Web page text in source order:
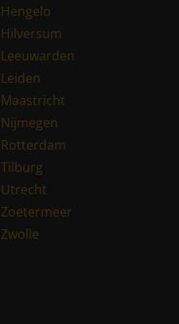
Hengelo
Hilversum
Leeuwarden
Leiden
Maastricht
Nijmegen
Rotterdam
Tilburg
Utrecht
Zoetermeer
Zwolle